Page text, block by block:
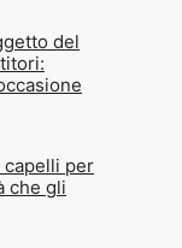
del
capelli per
che gli